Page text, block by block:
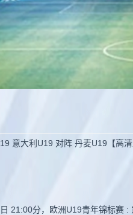
意大利U19 对阵 丹麦U19【高清
21:00分，欧洲U19青年锦标